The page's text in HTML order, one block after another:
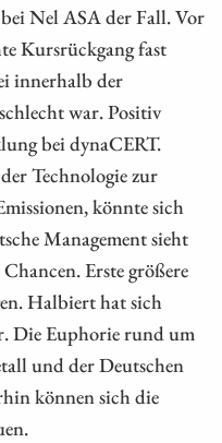
Nel ASA der Fall. Vor
Kursrückgang fast
innerhalb der
war. Positiv
bei dynaCERT.
Technologie zur
könnte sich
Management sieht
Erste größere
Halbiert hat sich
Die Euphorie rund um
und der Deutschen
können sich die